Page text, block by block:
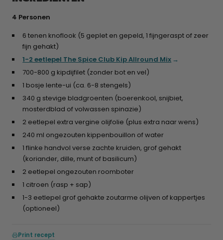
4 Personen
6 tenen knoflook (5 geplet en gepeld, 1 fijngeraspt of zeer
fijn gehakt)
1-2 eetlepel The Spice Club Kip Allround Mix
700-800 g kipdijfilet (zonder bot en vel)
1 bosje lente-ui (ca. 6-8 stengels)
340 g stevige bladgroenten (boerenkool, snijbiet,
mosterdblad of volwassen spinazie)
2 eetlepel extra vergine olijfolie (plus extra naar wens)
240 ml ongezouten kippenbouillon of water
1 flinke handvol verse zachte kruiden, grof gehakt
(koriander, dille, munt of basilicum)
2 eetlepel ongezouten roomboter
1 citroen (rasp + sap)
1-3 eetlepel grof gehakte zoutarme olijven of kappertjes
(optioneel)
Print recept